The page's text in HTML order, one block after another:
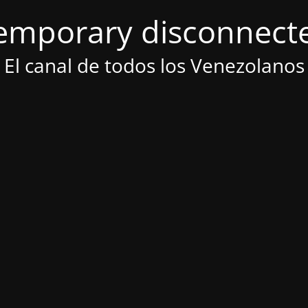
El canal de todos los Venezolanos